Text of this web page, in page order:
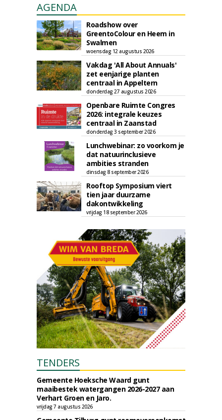
AGENDA
Roadshow over
GreentoColour en Heem in
Swalmen
woensdag 12 augustus 2026
Vakdag 'All About Annuals'
zet eenjarige planten
centraal in Appeltern
donderdag 27 augustus 2026
Openbare Ruimte Congres
2026: integrale keuzes
centraal in Zaanstad
donderdag 3 september 2026
Lunchwebinar: zo voorkom je
dat natuurinclusieve
ambities stranden
dinsdag 8 september 2026
Rooftop Symposium viert
tien jaar duurzame
dakontwikkeling
vrijdag 18 september 2026
TENDERS
Gemeente Hoeksche Waard gunt
maaibestek watergangen 2026-2027 aan
Verhart Groen en Jaro.
vrijdag 7 augustus 2026